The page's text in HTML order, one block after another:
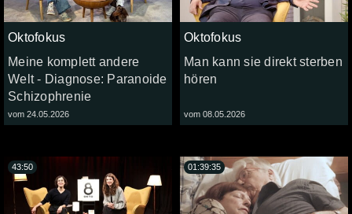
Oktofokus
Meine komplett andere
Welt - Diagnose: Paranoide
Schizophrenie
vom 24.05.2026
Oktofokus
Man kann sie direkt sterben
hören
vom 08.05.2026
43:50 01:39:35